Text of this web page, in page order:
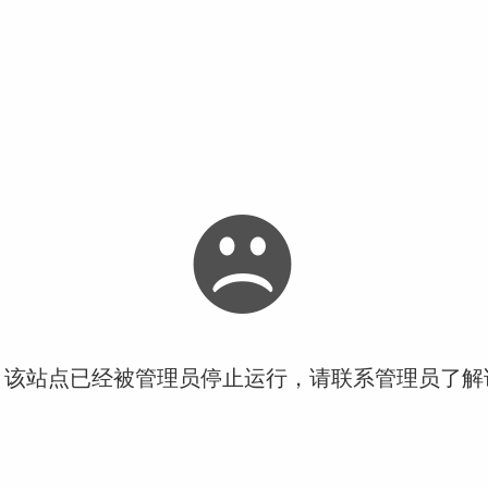
站点已经被管理员停止运行，请联系管理员了